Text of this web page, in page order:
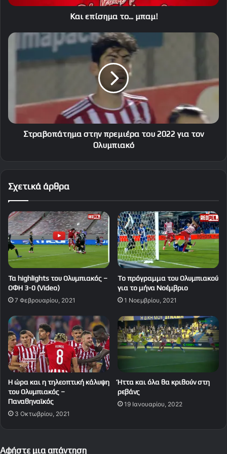
Και επίσημα το... μπαμ!
Στραβοπάτημα
στην
Στραβοπάτημα στην πρεμιέρα του 2022 για τον
Ολυμπιακό
Σχετικά άρθρα
Τα highlights του Ολυμπιακός –
ΟΦΗ 3-0 (Video)
7 Φεβρουαρίου, 2021
Tο πρόγραμμα του Ολυμπιακού
για το μήνα Νοέμβριο
1 Νοεμβρίου, 2021
Η ώρα και η τηλεοπτική κάλυψη
του Ολυμπιακός –
Παναθηναϊκός
3 Οκτωβρίου, 2021
Ήττα και όλα θα κριθούν στη
ρεβάνς
19 Ιανουαρίου, 2022
Αφήστε μια απάντηση